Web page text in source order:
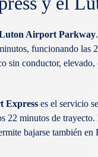
Airport Parkway
funcionando las
sin conductor,
Express es el servicio
22 minutos de trayecto.
bajarse también